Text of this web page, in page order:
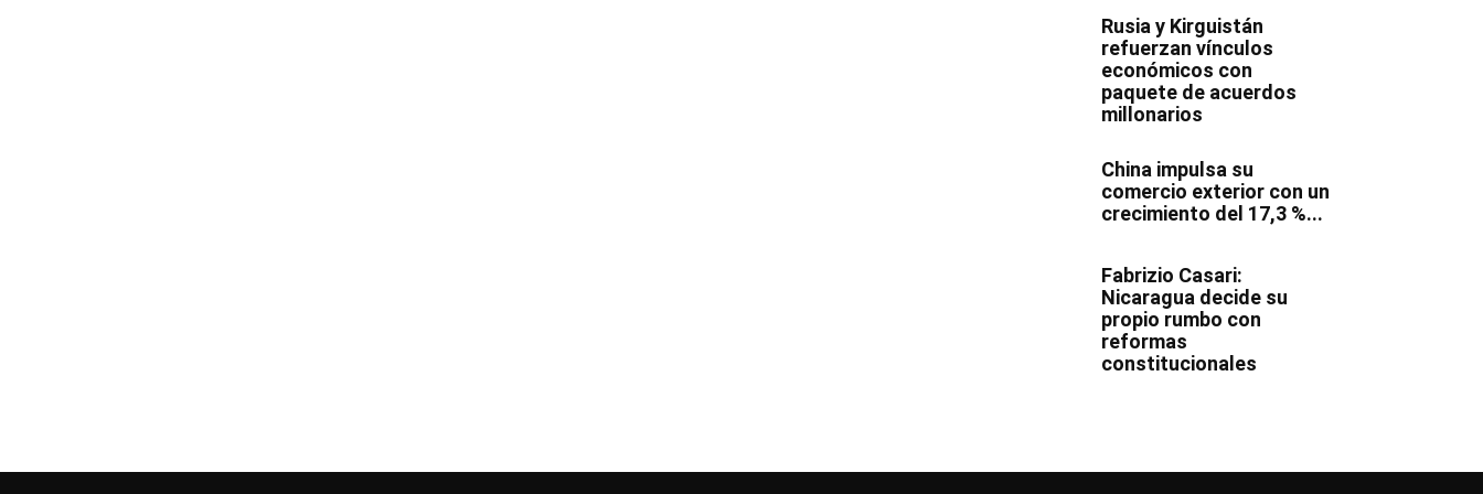
Rusia y Kirguistán
refuerzan vínculos
económicos con
paquete de acuerdos
millonarios
China impulsa su
comercio exterior con un
crecimiento del 17,3 %...
Fabrizio Casari:
Nicaragua decide su
propio rumbo con
reformas
constitucionales